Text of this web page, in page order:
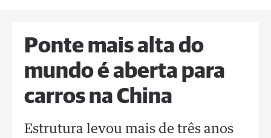
Ponte mais alta do
mundo é aberta para
carros na China
Estrutura levou mais de três anos